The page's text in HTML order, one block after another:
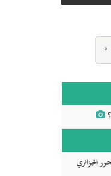
‹
الجزائري